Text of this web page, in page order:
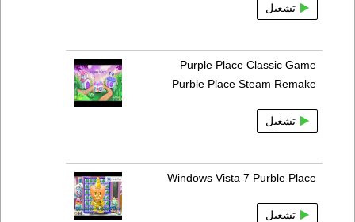
تشغيل
Purple Place Classic Game
Purble Place Steam Remake
تشغيل
Windows Vista 7 Purble Place
تشغيل